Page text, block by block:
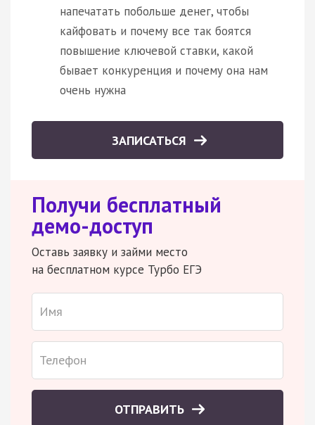
напечатать побольше денег, чтобы
кайфовать и почему все так боятся
повышение ключевой ставки, какой
бывает конкуренция и почему она нам
очень нужна
ЗАПИСАТЬСЯ
Получи бесплатный
демо-доступ
Оставь заявку и займи место
на бесплатном курсе Турбо ЕГЭ
ОТПРАВИТЬ